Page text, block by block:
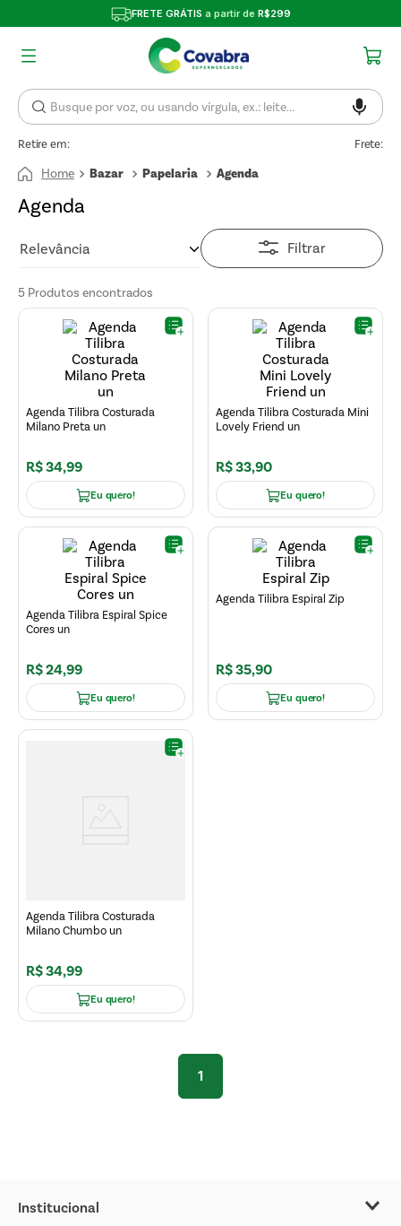
FRETE GRÁTIS a partir de R$299
Retire em: Frete:
Bazar Papelaria Agenda
Agenda
Relevância Filtrar
5 Produtos
Agenda Tilibra Costurada
Milano Preta un
R$34,99
Eu quero!
Agenda Tilibra Costurada Mini
Lovely Friend un
R$33,90
Eu quero!
Agenda Tilibra Espiral Spice
Cores un
R$24,99
Eu quero!
Agenda Tilibra Espiral Zip
R$35,90
Eu quero!
Agenda Tilibra Costurada
Milano Chumbo un
R$34,99
Eu quero!
1
Institucional